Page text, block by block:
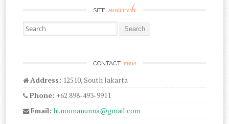
SITE search
Search for:
CONTACT me
Address: 12510, South Jakarta
Phone: +62 898-493-9911
Email: hi.noonanunna@gmail.com